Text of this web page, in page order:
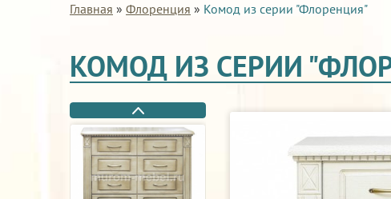
Главная » Флоренция » Комод из серии "Флоренция"
КОМОД ИЗ СЕРИИ